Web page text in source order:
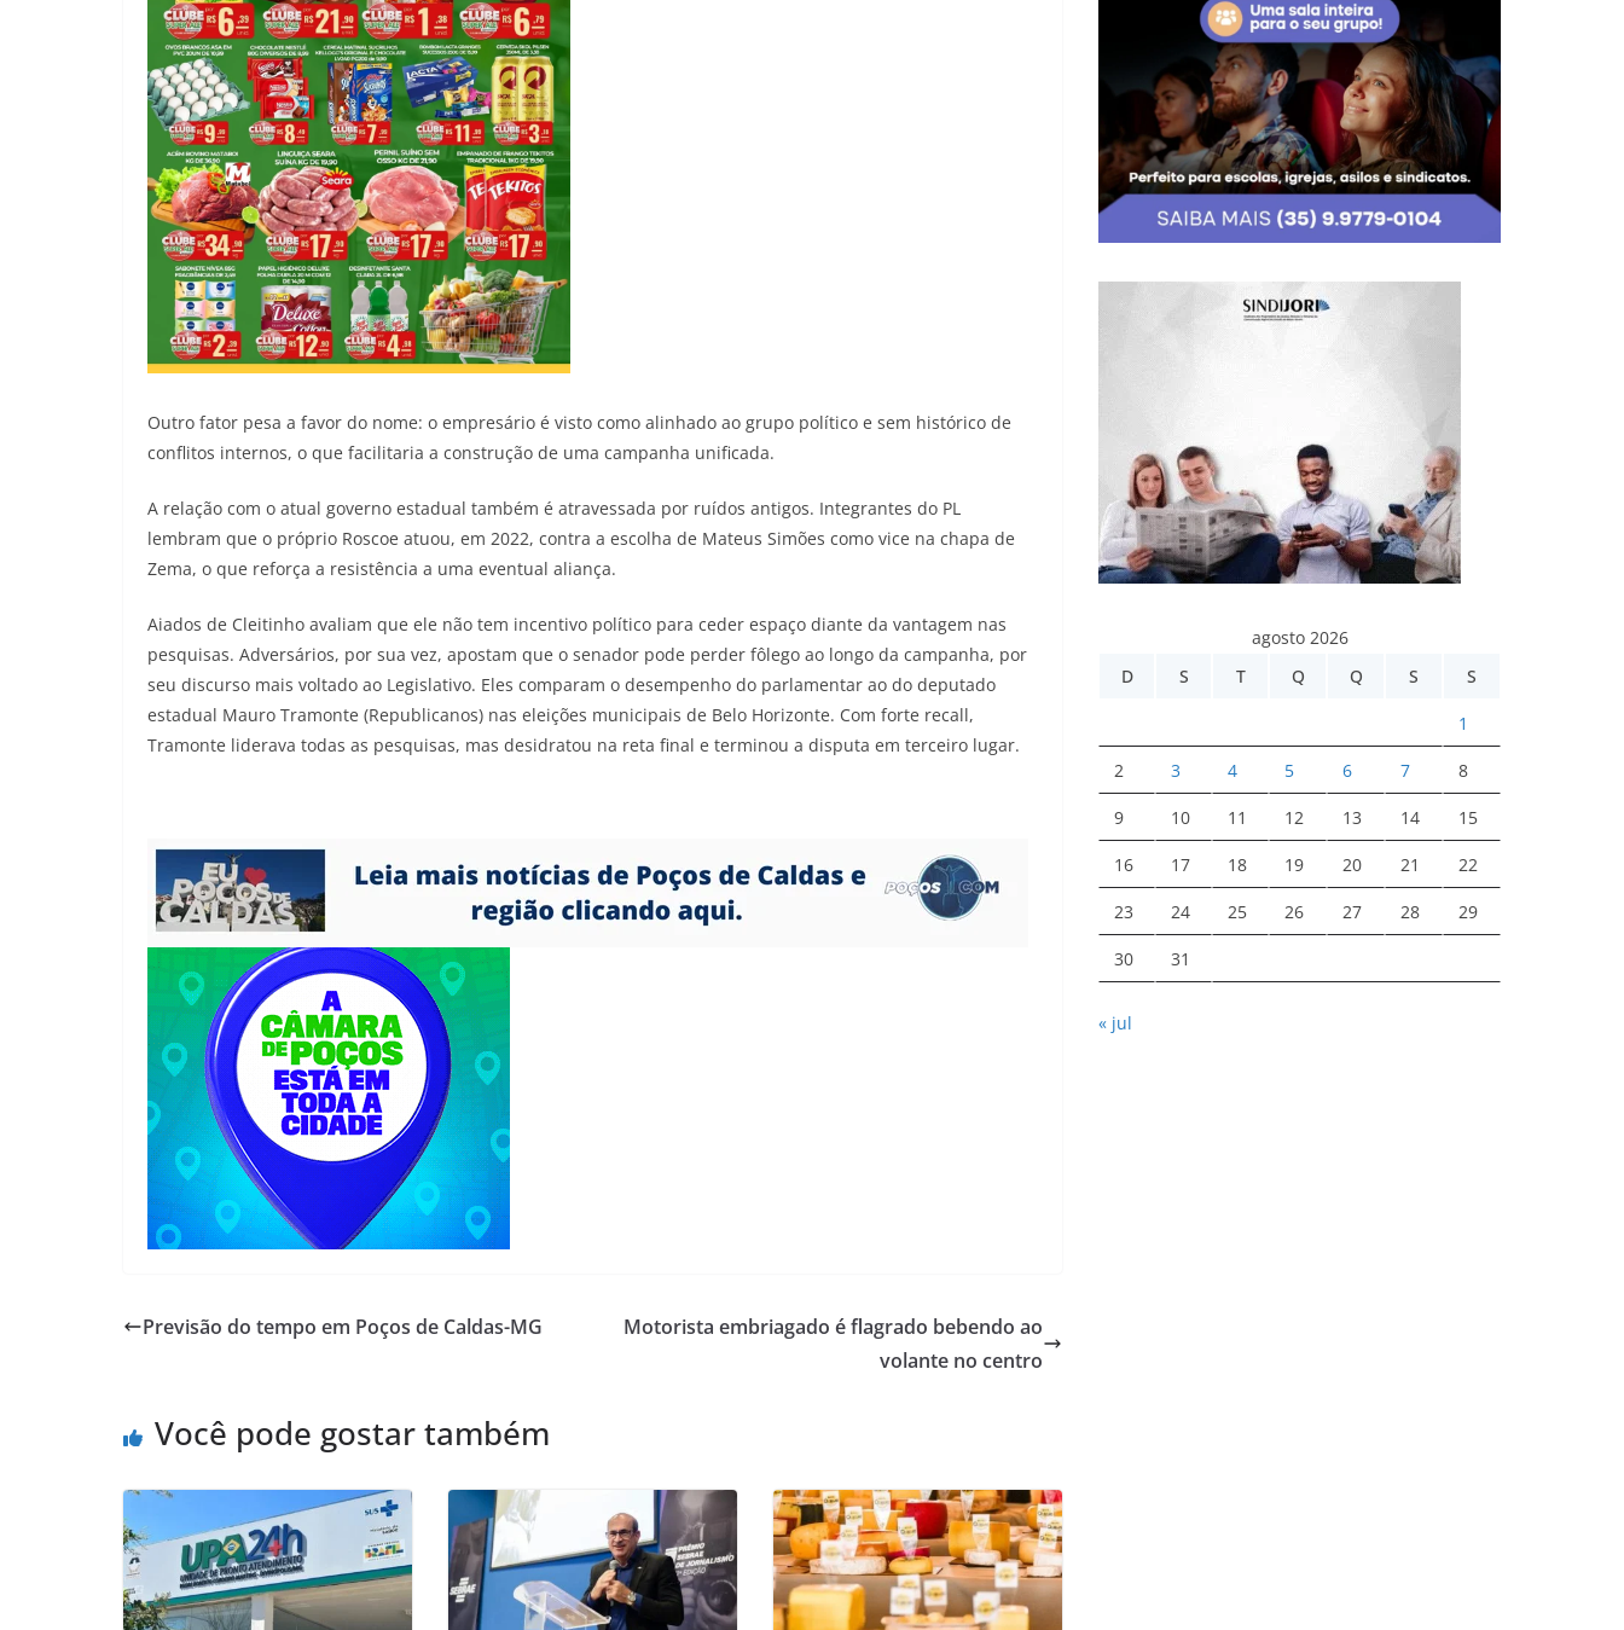
Outro fator pesa a favor do nome: o empresário é visto como alinhado ao grupo político e sem histórico de
conflitos internos, o que facilitaria a construção de uma campanha unificada.
A relação com o atual governo estadual também é atravessada por ruídos antigos. Integrantes do PL
lembram que o próprio Roscoe atuou, em 2022, contra a escolha de Mateus Simões como vice na chapa de
Zema, o que reforça a resistência a uma eventual aliança.
Aiados de Cleitinho avaliam que ele não tem incentivo político para ceder espaço diante da vantagem nas
pesquisas. Adversários, por sua vez, apostam que o senador pode perder fôlego ao longo da campanha, por
seu discurso mais voltado ao Legislativo. Eles comparam o desempenho do parlamentar ao do deputado
estadual Mauro Tramonte (Republicanos) nas eleições municipais de Belo Horizonte. Com forte recall,
Tramonte liderava todas as pesquisas, mas desidratou na reta final e terminou a disputa em terceiro lugar.
Previsão do tempo em Poços de Caldas-MG
Motorista embriagado é flagrado bebendo ao
volante no centro
Você pode gostar também
agosto 2026
D
S T Q Q S S
1
2 3 4 5 6 7 8
9 10 11 12 13 14 15
16 17 18 19 20 21 22
23 24 25 26 27 28 29
30 31
« jul